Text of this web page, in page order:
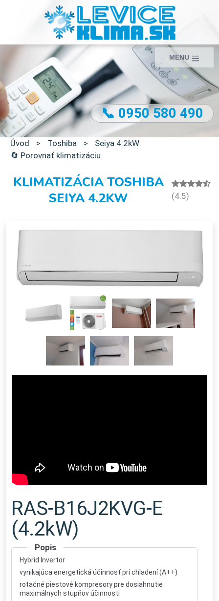
MENU
📞 0950 580 490
Úvod > Toshiba >
Seiya 4.2kW
🔄 Porovnať klimatizáciu
KLIMATIZÁCIA TOSHIBA
SEIYA 4.2KW
(4.5)
RAS-B16J2KVG-E
(4.2kW)
Popis
Hybrid Invertor
vynikajúca energetická účinnosť pri chladení (A++)
rotačné piestové kompresory pre dosiahnutie
maximálnych stupňov účinnosti